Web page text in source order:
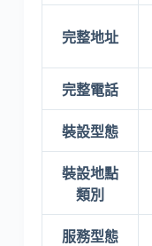
完整地址
完整電話
裝設型態
裝設地點
類別
服務型態